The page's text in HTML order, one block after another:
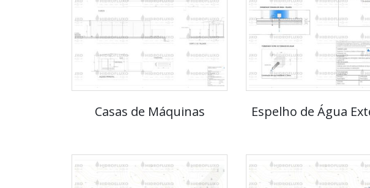
Casas de Máquinas Espelho de Água